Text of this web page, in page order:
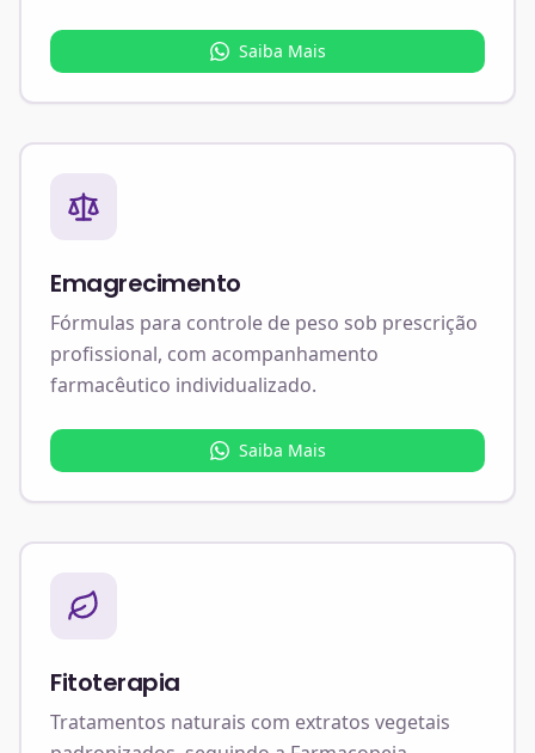
Saiba Mais
Emagrecimento
Fórmulas para controle de peso sob prescrição
profissional, com acompanhamento
farmacêutico individualizado.
Saiba Mais
Fitoterapia
Tratamentos naturais com extratos vegetais